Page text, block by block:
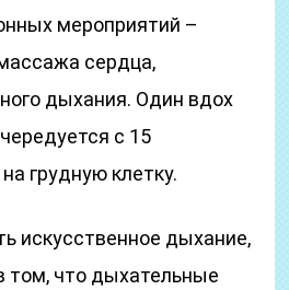
мероприятий –
сердца,
дыхания. Один вдох
с 15
грудную клетку.
искусственное дыхание,
том, что дыхательные